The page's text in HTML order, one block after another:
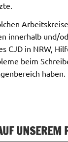
innerhalb und/
CJD in NRW,
beim
haben.
UNSEREM